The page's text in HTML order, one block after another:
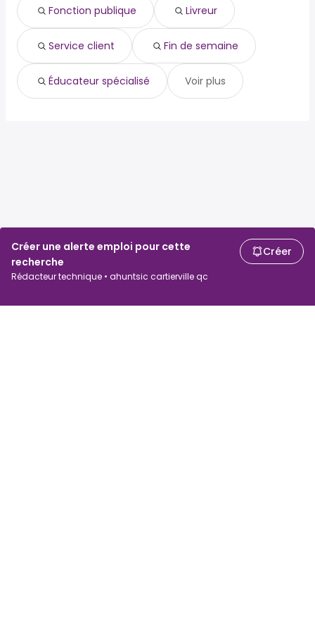
Créer une alerte emploi pour cette
recherche
Rédacteur technique • ahuntsic cartierville qc
Créer
Montarville, QC
year
Valcartier, QC
(
de 58,422 $ à 103,877 $
Conseil, QC
de 63,843 $ à 103,874 $
year
Fonction publique Livreur
Service client Fin de semaine
Éducateur spécialisé Voir plus